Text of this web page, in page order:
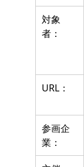
対象
者：
URL：
参画企
業：